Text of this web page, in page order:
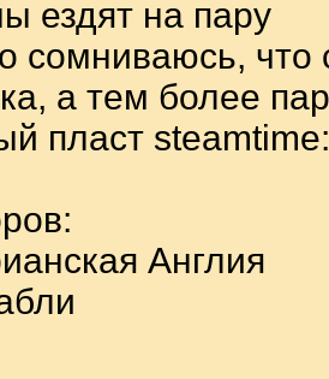
ездят на пару
сомниваюсь, что
а тем более
пласт
Англия